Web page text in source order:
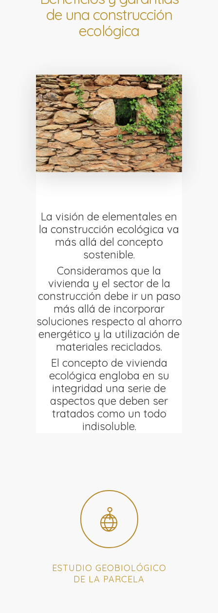
de una construcción
ecológica
La visión de elementales en
la construcción ecológica va
más allá del concepto
sostenible.
Consideramos que la
vivienda y el sector de la
construcción debe ir un paso
más allá de incorporar
soluciones respecto al ahorro
energético y la utilización de
materiales reciclados.
El concepto de vivienda
ecológica engloba en su
integridad una serie de
aspectos que deben ser
tratados como un todo
indisoluble.
ESTUDIO GEOBIOLÓGICO
DE LA PARCELA